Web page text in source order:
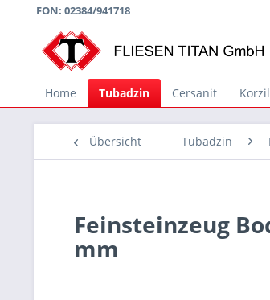
FON: 02384/941718
Home Tubadzin Cersanit
Übersicht Tubadzin
Feinsteinzeug
mm